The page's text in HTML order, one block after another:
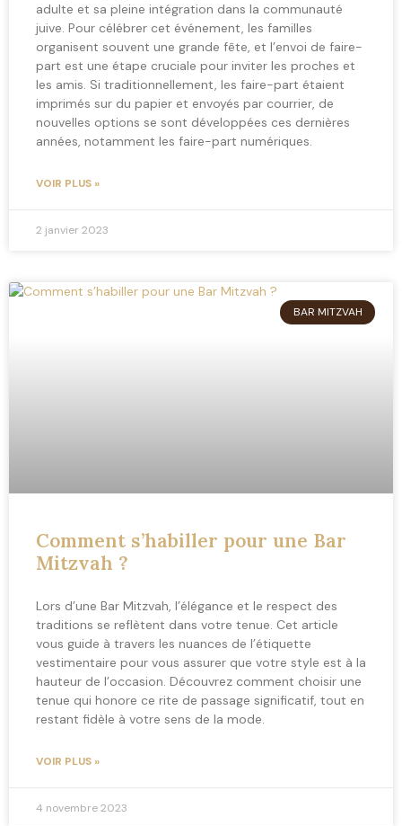
adulte et sa pleine intégration dans la communauté
juive. Pour célébrer cet événement, les familles
organisent souvent une grande fête, et l’envoi de faire-
part est une étape cruciale pour inviter les proches et
les amis. Si traditionnellement, les faire-part étaient
imprimés sur du papier et envoyés par courrier, de
nouvelles options se sont développées ces dernières
années, notamment les faire-part numériques.
VOIR PLUS »
2 janvier 2023
BAR MITZVAH
Comment s’habiller pour une Bar
Mitzvah ?
Lors d’une Bar Mitzvah, l’élégance et le respect des
traditions se reflètent dans votre tenue. Cet article
vous guide à travers les nuances de l’étiquette
vestimentaire pour vous assurer que votre style est à la
hauteur de l’occasion. Découvrez comment choisir une
tenue qui honore ce rite de passage significatif, tout en
restant fidèle à votre sens de la mode.
VOIR PLUS »
4 novembre 2023